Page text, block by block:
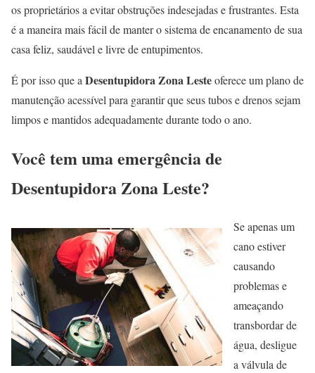
os proprietários a evitar obstruções indesejadas e frustrantes. Esta
é a maneira mais fácil de manter o sistema de encanamento de sua
casa feliz, saudável e livre de entupimentos.
É por isso que aDesentupidora Zona Lesteoferece um plano de
manutenção acessível para garantir que seus tubos e drenos sejam
limpos e mantidos adequadamente durante todo o ano.
Você tem uma emergência de
Desentupidora Zona Leste?
Se apenas um
cano estiver
causando
problemas e
ameaçando
transbordar de
água, desligue
a válvula de